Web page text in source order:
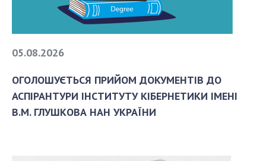
Напрямки дослідження
ПІДРОЗДІЛИ
Відділення математичної кібернетики та
системного аналізу
Науково-організаційні та допоміжні підрозділи
05.08.2026
ОГОЛОШУЄТЬСЯ ПРИЙОМ ДОКУМЕНТІВ ДО
АСПІРАНТУРИ ІНСТИТУТУ КІБЕРНЕТИКИ ІМЕНІ
В.М. ГЛУШКОВА НАН УКРАЇНИ